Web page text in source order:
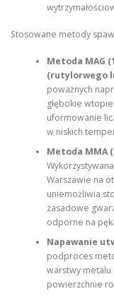
Stosowane metody
Metoda MAG
(rutylorwego
poważnych
głębokie
uformowanie
w niskich
Metoda MMA
Warszawie na
uniemożliwia
zasadowe
odporne na
Napawanie
podproces
warstwy metalu
powierzchnie